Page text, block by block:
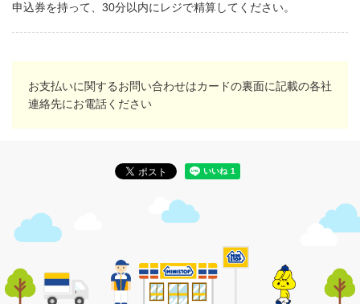
申込券を持って、30分以内にレジで精算してください。
お支払いに関するお問い合わせはカードの裏面に記載の各社
連絡先にお電話ください